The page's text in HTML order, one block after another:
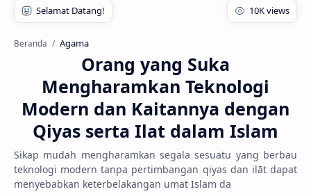
Beranda Agama
Orang yang Suka
Mengharamkan Teknologi
Modern dan Kaitannya dengan
Qiyas serta Ilat dalam Islam
Sikap mudah mengharamkan segala sesuatu yang berbau
teknologi modern tanpa pertimbangan qiyas dan ilāt dapat
menyebabkan keterbelakangan umat Islam da